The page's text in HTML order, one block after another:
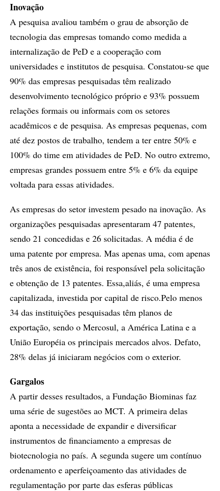
Inovação
A pesquisa avaliou também o grau de absorção de
tecnologia das empresas tomando como medida a
internalização de PeD e a cooperação com
universidades e institutos de pesquisa. Constatou-se que
90% das empresas pesquisadas têm realizado
desenvolvimento tecnológico próprio e 93% possuem
relações formais ou informais com os setores
acadêmicos e de pesquisa. As empresas pequenas, com
até dez postos de trabalho, tendem a ter entre 50% e
100% do time em atividades de PeD. No outro extremo,
empresas grandes possuem entre 5% e 6% da equipe
voltada para essas atividades.
As empresas do setor investem pesado na inovação. As
organizações pesquisadas apresentaram 47 patentes,
sendo 21 concedidas e 26 solicitadas. A média é de
uma patente por empresa. Mas apenas uma, com apenas
três anos de existência, foi responsável pela solicitação
e obtenção de 13 patentes. Essa,aliás, é uma empresa
capitalizada, investida por capital de risco.Pelo menos
34 das instituições pesquisadas têm planos de
exportação, sendo o Mercosul, a América Latina e a
União Européia os principais mercados alvos. Defato,
28% delas já iniciaram negócios com o exterior.
Gargalos
A partir desses resultados, a Fundação Biominas faz
uma série de sugestões ao MCT. A primeira delas
aponta a necessidade de expandir e diversificar
instrumentos de financiamento a empresas de
biotecnologia no país. A segunda sugere um contínuo
ordenamento e aperfeiçoamento das atividades de
regulamentação por parte das esferas públicas